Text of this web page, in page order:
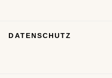
DATENSCHUTZ